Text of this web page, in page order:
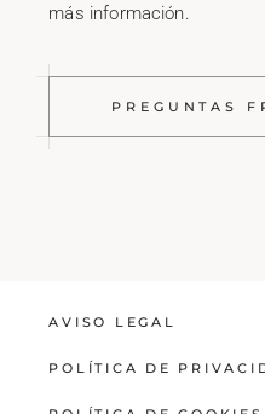
más información.
PREGUNTAS
AVISO LEGAL
POLÍTICA DE